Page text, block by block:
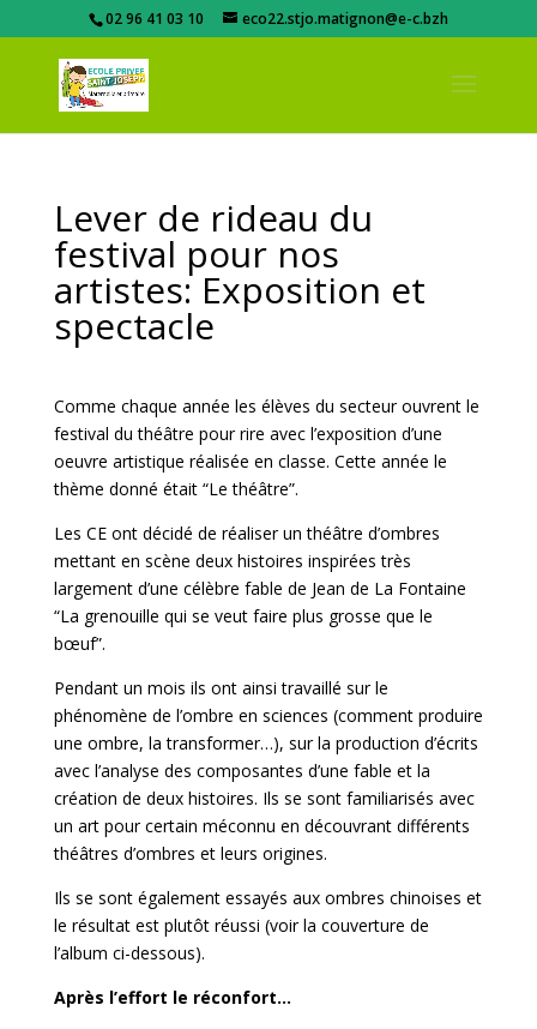
02 96 41 03 10 eco22.stjo.matignon@e-c.bzh
Lever de rideau du
festival pour nos
artistes: Exposition et
spectacle
Comme chaque année les élèves du secteur ouvrent le
festival du théâtre pour rire avec l’exposition d’une
oeuvre artistique réalisée en classe. Cette année le
thème donné était “Le théâtre”.
Les CE ont décidé de réaliser un théâtre d’ombres
mettant en scène deux histoires inspirées très
largement d’une célèbre fable de Jean de La Fontaine
“La grenouille qui se veut faire plus grosse que le
bœuf”.
Pendant un mois ils ont ainsi travaillé sur le
phénomène de l’ombre en sciences (comment produire
une ombre, la transformer…), sur la production d’écrits
avec l’analyse des composantes d’une fable et la
création de deux histoires. Ils se sont familiarisés avec
un art pour certain méconnu en découvrant différents
théâtres d’ombres et leurs origines.
Ils se sont également essayés aux ombres chinoises et
le résultat est plutôt réussi (voir la couverture de
l’album ci-dessous).
Après l’effort le réconfort…